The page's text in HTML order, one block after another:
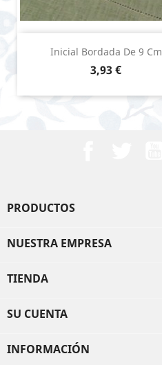
Inicial Bordada De 9 Cm
Precio
3,93 €
PRODUCTOS
NUESTRA EMPRESA
TIENDA
SU CUENTA
INFORMACIÓN